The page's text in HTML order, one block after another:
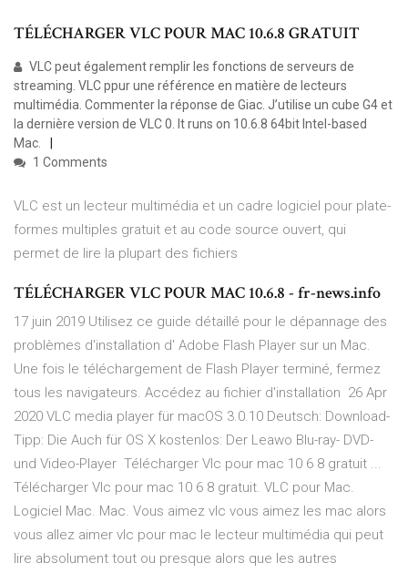
TÉLÉCHARGER VLC POUR MAC 10.6.8 GRATUIT
VLC peut également remplir les fonctions de serveurs de
streaming. VLC ppur une référence en matière de lecteurs
multimédia. Commenter la réponse de Giac. J’utilise un cube G4 et
la dernière version de VLC 0. It runs on 10.6.8 64bit Intel-based
Mac.
1 Comments
VLC est un lecteur multimédia et un cadre logiciel pour plate-
formes multiples gratuit et au code source ouvert, qui
permet de lire la plupart des fichiers
TÉLÉCHARGER VLC POUR MAC 10.6.8 - fr-news.info
17 juin 2019 Utilisez ce guide détaillé pour le dépannage des
problèmes d'installation d' Adobe Flash Player sur un Mac.
Une fois le téléchargement de Flash Player terminé, fermez
tous les navigateurs. Accédez au fichier d'installation 26 Apr
2020 VLC media player für macOS 3.0.10 Deutsch: Download-
Tipp: Die Auch für OS X kostenlos: Der Leawo Blu-ray- DVD-
und Video-Player Télécharger Vlc pour mac 10 6 8 gratuit ...
Télécharger Vlc pour mac 10 6 8 gratuit. VLC pour Mac.
Logiciel Mac. Mac. Vous aimez vlc vous aimez les mac alors
vous allez aimer vlc pour mac le lecteur multimédia qui peut
lire absolument tout ou presque alors que les autres